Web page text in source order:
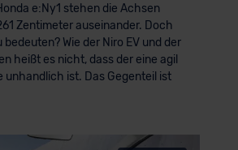
e:Ny1 stehen die Achsen
Zentimeter auseinander. Doch
Wie der Niro EV und der
heißt es nicht, dass der eine agil
unhandlich ist. Das Gegenteil ist